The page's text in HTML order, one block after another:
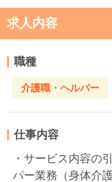
求人内容
職種
介護職・ヘルパー
仕事内容
・サービス内容の
パー業務（身体介